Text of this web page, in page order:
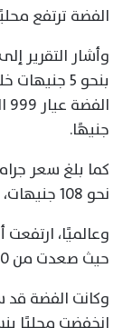
الفضة ترتفع
وأشار التقرير
جنيهًا.
نحو 108 جنيهات، بينما سجل الجنيه الفضة نحو 1000 جنيه.
حيث صعدت من 70 دولارًا إلى 73 دولارًا.
وكانت الفضة قد